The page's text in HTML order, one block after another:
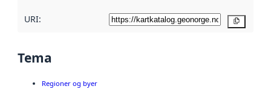
URI:
Tema
Regioner og byer